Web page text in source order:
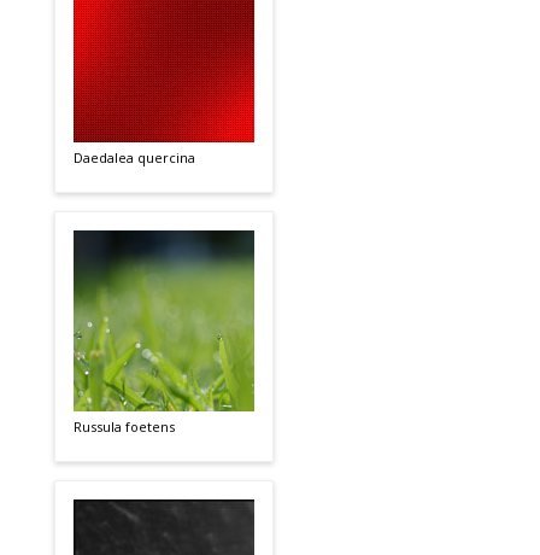
Daedalea quercina
Russula foetens